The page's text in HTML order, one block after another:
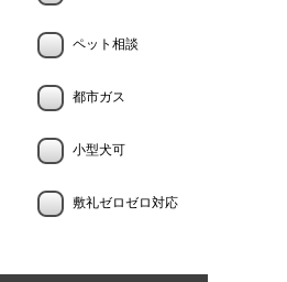
ペット相談
都市ガス
小型犬可
敷礼ゼロゼロ対応